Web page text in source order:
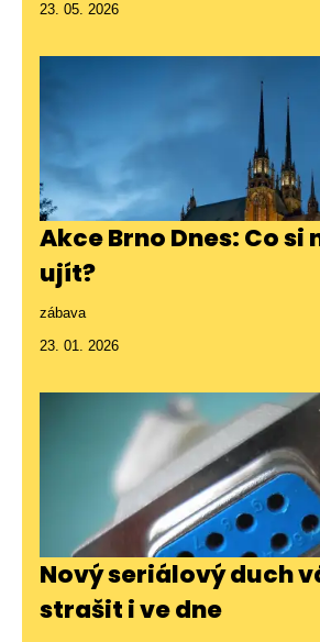
23. 05. 2026
Akce Brno Dnes: Co si
ujít?
zábava
23. 01. 2026
Nový seriálový duch
strašit i ve dne